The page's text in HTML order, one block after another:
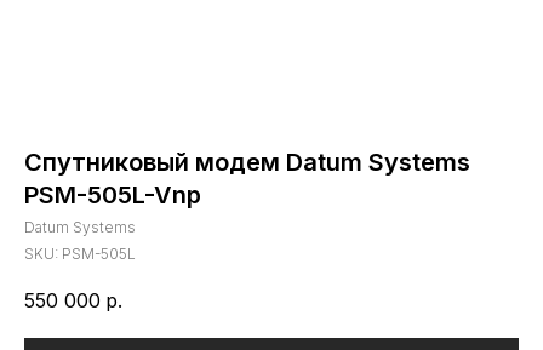
Спутниковый модем Datum Systems
PSM-505L-Vnp
Datum Systems
SKU: PSM-505L
550 000 р.